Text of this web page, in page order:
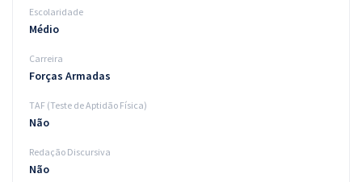
Escolaridade
Médio
Carreira
Forças Armadas
TAF (Teste de Aptidão Física)
Não
Redação Discursiva
Não